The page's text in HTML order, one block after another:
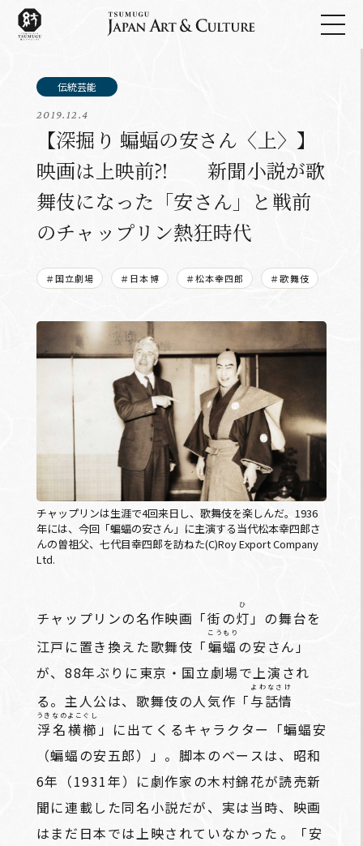
2019.12.4
【深掘り 蝙蝠の安さん〈上〉】
映画は上映前?! 新聞小説が歌
舞伎になった「安さん」と戦前
のチャップリン熱狂時代
＃国立劇場 ＃日本博 ＃松本幸四郎 ＃歌舞伎
チャップリンは生涯で4回来日し、歌舞伎を楽しんだ。1936
年には、今回「蝙蝠の安さん」に主演する当代松本幸四郎さ
んの曽祖父、七代目幸四郎を訪ねた(C)Roy Export Company
Ltd.
チャップリンの名作映画「街の灯
ひ
」の舞台を
江戸に置き換えた歌舞伎「蝙蝠
こうもり
の安さん」
が、88年ぶりに東京・国立劇場で上演され
る。主人公は、歌舞伎の人気作「与話情
よわなさけ
浮名横櫛
うきなのよこぐし
」に出てくるキャラクター「蝙蝠安
（蝙蝠の安五郎）」。脚本のベースは、昭和
6年（1931年）に劇作家の木村錦花が読売新
聞に連載した同名小説だが、実は当時、映画
はまだ日本では上映されていなかった――。「安